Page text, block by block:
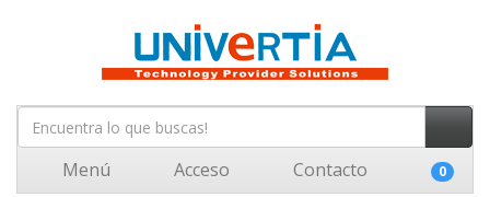
Menú Acceso Contacto 0